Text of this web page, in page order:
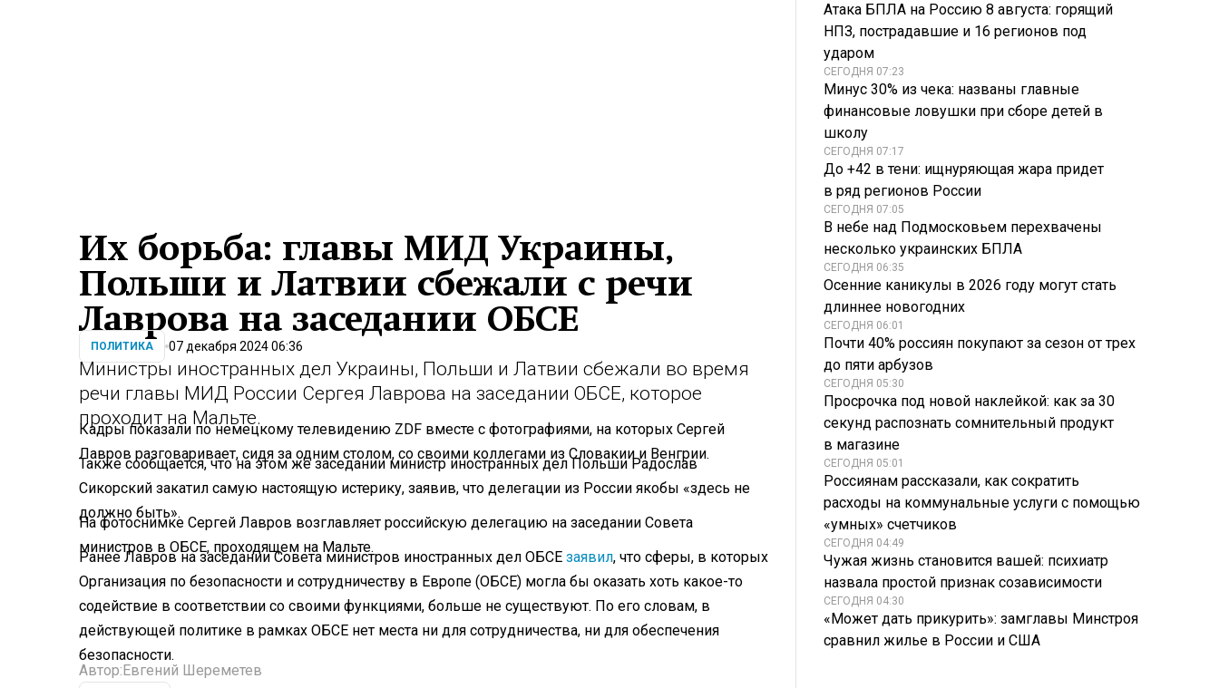
Их борьба: главы МИД Украины,
Польши и Латвии сбежали c речи
Лаврова на заседании ОБСЕ
ПОЛИТИКА 07 декабря 2024 06:36
Министры иностранных дел Украины, Польши и Латвии сбежали во время
речи главы МИД России Сергея Лаврова на заседании ОБСЕ, которое
проходит на Мальте.
Кадры показали по немецкому телевидению ZDF вместе с фотографиями, на которых Сергей
Лавров разговаривает, сидя за одним столом, со своими коллегами из Словакии и Венгрии.
Также сообщается, что на этом же заседании министр иностранных дел Польши Радослав
Сикорский закатил самую настоящую истерику, заявив, что делегации из России якобы «здесь не
должно быть».
На фотоснимке Сергей Лавров возглавляет российскую делегацию на заседании Совета
министров в ОБСЕ, проходящем на Мальте.
Ранее Лавров на заседании Совета министров иностранных дел ОБСЕ заявил, что сферы, в которых
Организация по безопасности и сотрудничеству в Европе (ОБСЕ) могла бы оказать хоть какое-то
содействие в соответствии со своими функциями, больше не существуют. По его словам, в
действующей политике в рамках ОБСЕ нет места ни для сотрудничества, ни для обеспечения
безопасности.
Автор: Евгений Шереметев
Атака БПЛА на Россию 8 августа: горящий
НПЗ, пострадавшие и 16 регионов под
ударом
СЕГОДНЯ 07:23
Минус 30% из чека: названы главные
финансовые ловушки при сборе детей в
школу
СЕГОДНЯ 07:17
До +42 в тени: ищнуряющая жара придет
в ряд регионов России
СЕГОДНЯ 07:05
В небе над Подмосковьем перехвачены
несколько украинских БПЛА
СЕГОДНЯ 06:35
Осенние каникулы в 2026 году могут стать
длиннее новогодних
СЕГОДНЯ 06:01
Почти 40% россиян покупают за сезон от трех
до пяти арбузов
СЕГОДНЯ 05:30
Просрочка под новой наклейкой: как за 30
секунд распознать сомнительный продукт
в магазине
СЕГОДНЯ 05:01
Россиянам рассказали, как сократить
расходы на коммунальные услуги с помощью
«умных» счетчиков
СЕГОДНЯ 04:49
Чужая жизнь становится вашей: психиатр
назвала простой признак созависимости
СЕГОДНЯ 04:30
«Может дать прикурить»: замглавы Минстроя
сравнил жилье в России и США